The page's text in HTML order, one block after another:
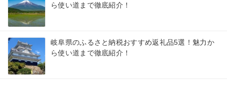
ら使い道まで徹底紹介！
岐阜県のふるさと納税おすすめ返礼品5選！魅力か
ら使い道まで徹底紹介！